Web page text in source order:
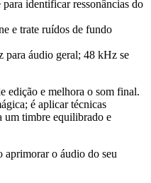
identificar ressonâncias do
e trate ruídos de fundo
para áudio geral; 48 kHz se
edição e melhora o som final.
é aplicar técnicas
um timbre equilibrado e
aprimorar o áudio do seu